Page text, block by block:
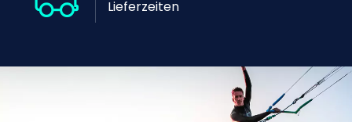
Lieferzeiten